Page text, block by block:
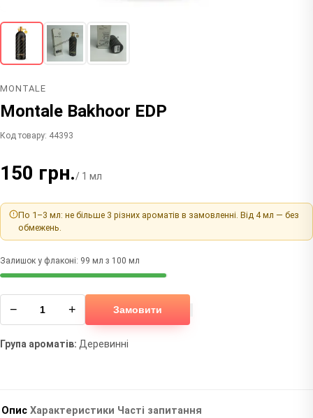
MONTALE
Montale Bakhoor EDP
Код товару: 44393
150 грн./ 1 мл
По 1–3 мл: не більше 3 різних ароматів в замовленні. Від 4 мл — без
обмежень.
Залишок у флаконі: 99 мл з 100 мл
− + Замовити
Група ароматів: Деревинні
Опис Характеристики Часті запитання